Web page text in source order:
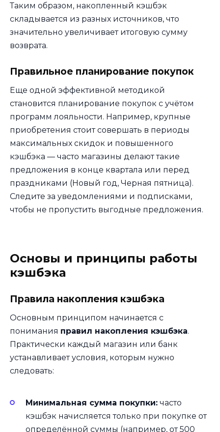
Таким образом, накопленный кэшбэк
складывается из разных источников, что
значительно увеличивает итоговую сумму
возврата.
Правильное планирование покупок
Еще одной эффективной методикой
становится планирование покупок с учётом
программ лояльности. Например, крупные
приобретения стоит совершать в периоды
максимальных скидок и повышенного
кэшбэка — часто магазины делают такие
предложения в конце квартала или перед
праздниками (Новый год, Черная пятница).
Следите за уведомлениями и подписками,
чтобы не пропустить выгодные предложения.
Основы и принципы работы
кэшбэка
Правила накопления кэшбэка
Основным принципом начинается с
понимания правил накопления кэшбэка.
Практически каждый магазин или банк
устанавливает условия, которым нужно
следовать:
Минимальная сумма покупки: часто
кэшбэк начисляется только при покупке от
определённой суммы (например, от 500